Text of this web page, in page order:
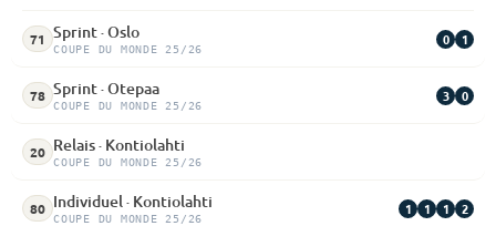
71 Sprint · Oslo
COUPE DU MONDE 25/26
0 1
78 Sprint · Otepaa
COUPE DU MONDE 25/26
3 0
20 Relais · Kontiolahti
COUPE DU MONDE 25/26
80 Individuel · Kontiolahti
COUPE DU MONDE 25/26
1 1 1 2